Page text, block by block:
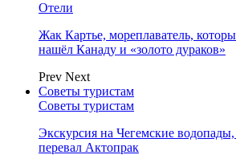
Отели
Жак Картье, мореплаватель,
нашёл Канаду и «золото дураков»
Prev Next
Советы туристам
Советы туристам
Экскурсия на Чегемские
перевал Актопрак